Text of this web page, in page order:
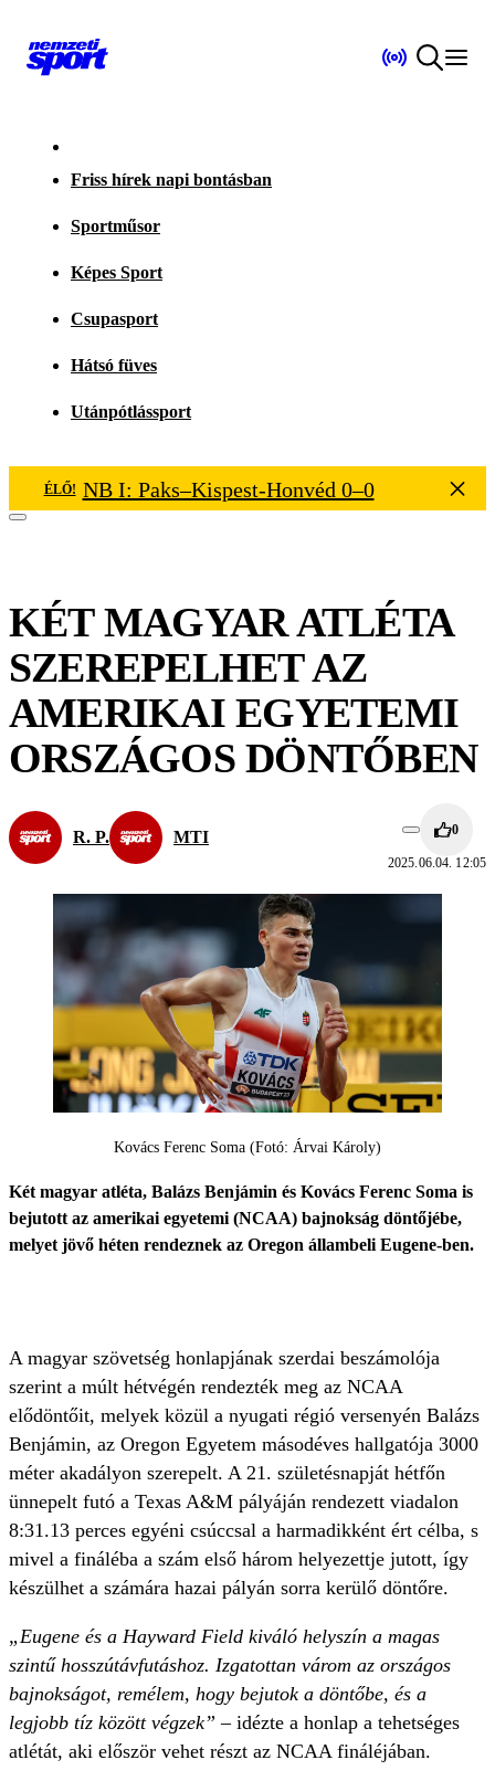
Friss hírek napi bontásban
Sportműsor
Képes Sport
Csupasport
Hátsó füves
Utánpótlássport
ÉLŐ! NB I: Paks–Kispest-Honvéd 0–0
KÉT MAGYAR ATLÉTA
SZEREPELHET AZ
AMERIKAI EGYETEMI
ORSZÁGOS DÖNTŐBEN
R. P. MTI 0
2025.06.04. 12:05
Kovács Ferenc Soma (Fotó: Árvai Károly)
Két magyar atléta, Balázs Benjámin és Kovács Ferenc Soma is
bejutott az amerikai egyetemi (NCAA) bajnokság döntőjébe,
melyet jövő héten rendeznek az Oregon állambeli Eugene-ben.
A magyar szövetség honlapjának szerdai beszámolója
szerint a múlt hétvégén rendezték meg az NCAA
elődöntőit, melyek közül a nyugati régió versenyén Balázs
Benjámin, az Oregon Egyetem másodéves hallgatója 3000
méter akadályon szerepelt. A 21. születésnapját hétfőn
ünnepelt futó a Texas A&M pályáján rendezett viadalon
8:31.13 perces egyéni csúccsal a harmadikként ért célba, s
mivel a fináléba a szám első három helyezettje jutott, így
készülhet a számára hazai pályán sorra kerülő döntőre.
„Eugene és a Hayward Field kiváló helyszín a magas
szintű hosszútávfutáshoz. Izgatottan várom az országos
bajnokságot, remélem, hogy bejutok a döntőbe, és a
legjobb tíz között végzek”– idézte a honlap a tehetséges
atlétát, aki először vehet részt az NCAA fináléjában.